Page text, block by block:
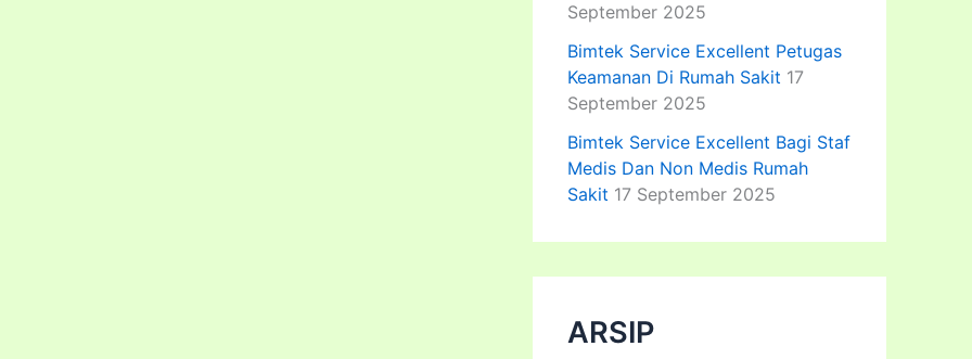
September 2025
Bimtek Service Excellent Petugas
Keamanan Di Rumah Sakit 17
September 2025
Bimtek Service Excellent Bagi Staf
Medis Dan Non Medis Rumah
Sakit 17 September 2025
ARSIP